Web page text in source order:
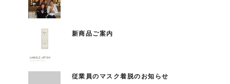
新商品ご案内
従業員のマスク着脱のお知らせ